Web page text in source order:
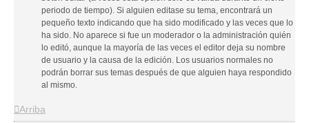
periodo de tiempo). Si alguien editase su tema, encontrará un
pequeño texto indicando que ha sido modificado y las veces que lo
ha sido. No aparece si fue un moderador o la administración quién
lo editó, aunque la mayoría de las veces el editor deja su nombre
de usuario y la causa de la edición. Los usuarios normales no
podrán borrar sus temas después de que alguien haya respondido
al mismo.
Arriba